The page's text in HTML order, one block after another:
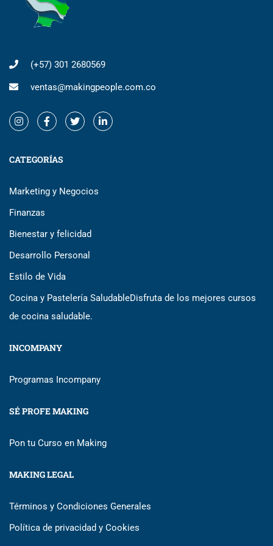
(+57) 301 2680569
ventas@makingpeople.com.co
CATEGORÍAS
Marketing y Negocios
Finanzas
Bienestar y felicidad
Desarrollo Personal
Estilo de Vida
Cocina y Pastelería SaludableDisfruta de los mejores cursos
de cocina saludable.
INCOMPANY
Programas Incompany
SÉ PROFE MAKING
Pon tu Curso en Making
MAKING LEGAL
Términos y Condiciones Generales
Política de privacidad y Cookies